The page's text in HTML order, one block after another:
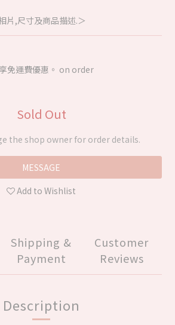
片,尺寸及商品描述.＞
免運費優惠。 on order
Sold Out
the shop owner for order details.
MESSAGE
Add to Wishlist
Shipping &
Payment
Customer
Reviews
Description